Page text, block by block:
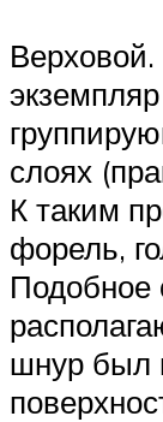
слоях
К таким
форель,
Подобное
шнур был